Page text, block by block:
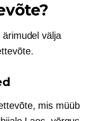
välja
mis müüb